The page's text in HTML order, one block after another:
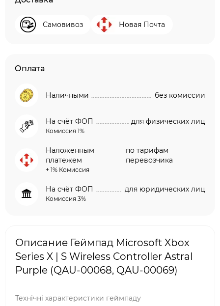
Самовивоз Новая Почта
Оплата
Наличными без комиссии
На счёт ФОП
Комиссия 1%
для физических лиц
Наложенным
платежем
+ 1% Комиссия
по тарифам
перевозчика
На счёт ФОП
Комиссия 3%
для юридических лиц
Описание Геймпад Microsoft Xbox
Series X | S Wireless Controller Astral
Purple (QAU-00068, QAU-00069)
Технічні характеристики геймпаду